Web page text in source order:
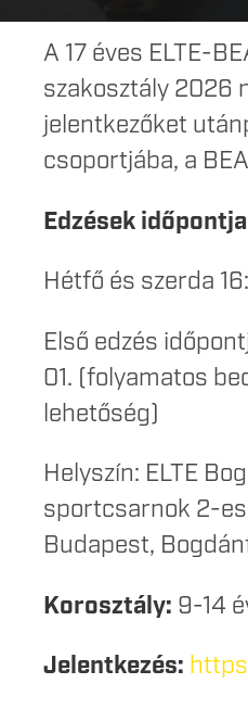
A 17 éves ELTE-
szakosztály 2026
jelentkezőket
csoportjába, a
Edzések
Hétfő és szerda
Első edzés
01. (folyamatos
lehetőség)
Helyszín: ELTE
sportcsarnok 2-es
Budapest,
Korosztály: 9-14
Jelentkezés: